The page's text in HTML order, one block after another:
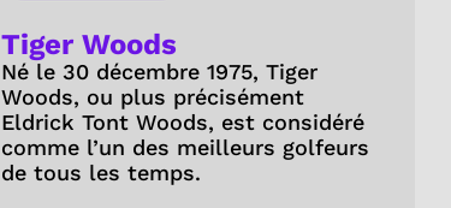
Tiger Woods
Né le 30 décembre 1975, Tiger
Woods, ou plus précisément
Eldrick Tont Woods, est considéré
comme l’un des meilleurs golfeurs
de tous les temps.